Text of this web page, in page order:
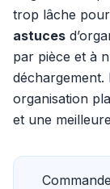
trop lâche
astuces
par pièce et à
déchargement.
organisation
et une